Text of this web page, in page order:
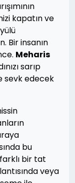
kapatın ve
Bir insanın
Meharis
sarıp
sevk edecek
bu
bir tat
veya